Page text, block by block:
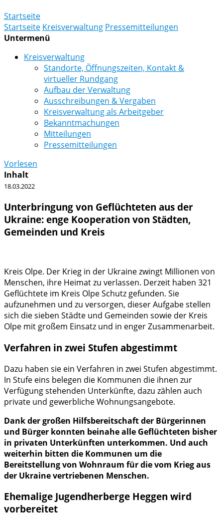
Startseite
Startseite Kreisverwaltung Pressemitteilungen
Untermenü
Kreisverwaltung
Standorte, Öffnungszeiten, Kontakt &
virtueller Rundgang
Aufbau der Verwaltung
Ausschreibungen & Vergaben
Kreisverwaltung als Arbeitgeber
Bekanntmachungen
Mitteilungen
Pressemitteilungen
Vorlesen
Inhalt
18.03.2022
Unterbringung von Geflüchteten aus der
Ukraine: enge Kooperation von Städten,
Gemeinden und Kreis
Kreis Olpe. Der Krieg in der Ukraine zwingt Millionen von
Menschen, ihre Heimat zu verlassen. Derzeit haben 321
Geflüchtete im Kreis Olpe Schutz gefunden. Sie
aufzunehmen und zu versorgen, dieser Aufgabe stellen
sich die sieben Städte und Gemeinden sowie der Kreis
Olpe mit großem Einsatz und in enger Zusammenarbeit.
Verfahren in zwei Stufen abgestimmt
Dazu haben sie ein Verfahren in zwei Stufen abgestimmt.
In Stufe eins belegen die Kommunen die ihnen zur
Verfügung stehenden Unterkünfte, dazu zählen auch
private und gewerbliche Wohnungsangebote.
Dank der großen Hilfsbereitschaft der Bürgerinnen
und Bürger konnten beinahe alle Geflüchteten bisher
in privaten Unterkünften unterkommen. Und auch
weiterhin bitten die Kommunen um die
Bereitstellung von Wohnraum für die vom Krieg aus
der Ukraine vertriebenen Menschen.
Ehemalige Jugendherberge Heggen wird
vorbereitet